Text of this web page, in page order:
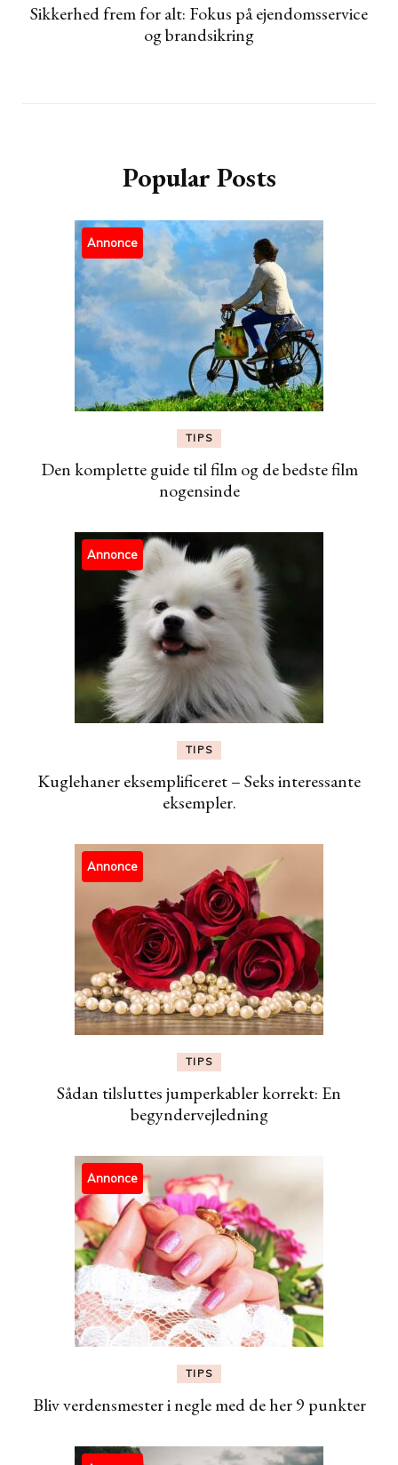
Sikkerhed frem for alt: Fokus på ejendomsservice
og brandsikring
Popular Posts
Annonce
TIPS
Den komplette guide til film og de bedste film
nogensinde
Annonce
TIPS
Kuglehaner eksemplificeret – Seks interessante
eksempler.
Annonce
TIPS
Sådan tilsluttes jumperkabler korrekt: En
begyndervejledning
Annonce
TIPS
Bliv verdensmester i negle med de her 9 punkter